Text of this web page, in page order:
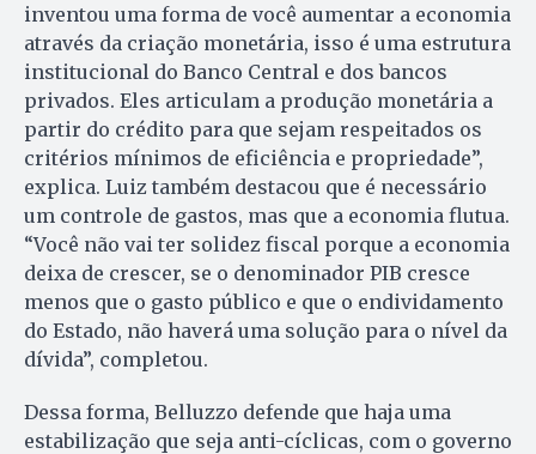
inventou uma forma de você aumentar a economia
através da criação monetária, isso é uma estrutura
institucional do Banco Central e dos bancos
privados. Eles articulam a produção monetária a
partir do crédito para que sejam respeitados os
critérios mínimos de eficiência e propriedade”,
explica. Luiz também destacou que é necessário
um controle de gastos, mas que a economia flutua.
“Você não vai ter solidez fiscal porque a economia
deixa de crescer, se o denominador PIB cresce
menos que o gasto público e que o endividamento
do Estado, não haverá uma solução para o nível da
dívida”, completou.
Dessa forma, Belluzzo defende que haja uma
estabilização que seja anti-cíclicas, com o governo